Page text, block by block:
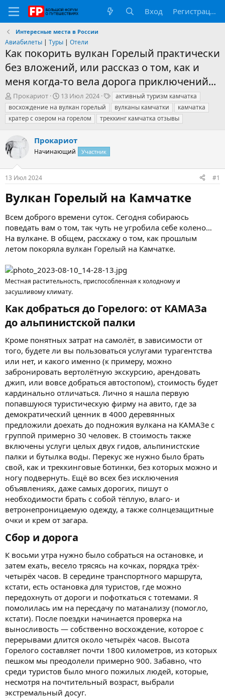
Вход Регистрация
Интересные места в России
Авиабилеты | Туры | Отели
Как покорить вулкан Горелый практически
без вложений, или рассказ о том, как и
меня когда-то вела дорога приключений...
А
в
т
о
т
е
м
ы
Прокариот
Д
а
т
а
а
ч
л
13 Июл 2024
Т
е
г
и
активный туризм камчатка
восхождение на вулкан горелый
вулканы камчатки
камчатка
кратер с озером на горелом
треккинг камчатка отзывы
Прокариот
Начинающий Участник
13 Июл 2024 #1
Вулкан Горелый на Камчатке​
Всем доброго времени суток. Сегодня собираюсь
поведать вам о том, так чуть не угробила себе колено…
На вулкане. В общем, расскажу о том, как прошлым
летом покоряла вулкан Горелый на Камчатке.
Местная растительность, приспособленная к холодному и
засушливому климату.
Как добраться до Горелого: от КАМАЗа
до альпинистской палки​
Кроме понятных затрат на самолёт, в зависимости от
того, будете ли вы пользоваться услугами турагентства
или нет, и какого именно (к примеру, можно
забронировать вертолётную экскурсию, арендовать
джип, или вовсе добраться автостопом), стоимость будет
кардинально отличаться. Лично я нашла первую
попавшуюся туристическую фирму на авито, где за
демократический ценник в 4000 деревянных
предложили доехать до подножия вулкана на КАМАЗе с
группой примерно 30 человек. В стоимость также
включены услуги целых двух гидов, альпинистские
палки и бутылка воды. Перекус же нужно было брать
свой, как и треккинговые ботинки, без которых можно и
ногу подвернуть. Ещё во всех без исключения
объявлениях, даже самых дорогих, пишут о
необходимости брать с собой тёплую, влаго- и
ветронепроницаемую одежду, а также солнцезащитные
очки и крем от загара.
Сбор и дорога​
К восьми утра нужно было собраться на остановке, и
затем ехать, весело трясясь на кочках, порядка трёх-
четырёх часов. В середине транспортного маршрута,
кстати, есть остановка для туристов, где можно
передохнуть от дороги и пофоткаться с тотемами. Я
помолилась им на пересдачу по матанализу (помогло,
кстати). После поездки начинается проверка на
выносливость — собственно восхождение, которое с
перерывами длится около четырёх часов. Высота
Горелого составляет почти 1800 километров, из которых
пешком мы преодолели примерно 900. Забавно, что
среди туристов было много пожилых людей, которые,
несмотря на почтительный возраст, выбрали
экстремальный досуг.